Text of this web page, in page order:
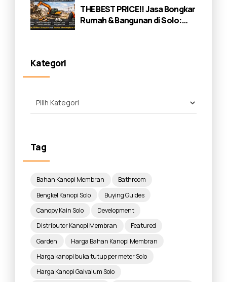
THE BEST PRICE!! Jasa Bongkar
Rumah & Bangunan di Solo:
Kategori
Tag
Bahan Kanopi Membran
Bathroom
Bengkel Kanopi Solo
Buying Guides
Canopy Kain Solo
Development
Distributor Kanopi Membran
Featured
Garden
Harga Bahan Kanopi Membran
Harga kanopi buka tutup per meter Solo
Harga Kanopi Galvalum Solo